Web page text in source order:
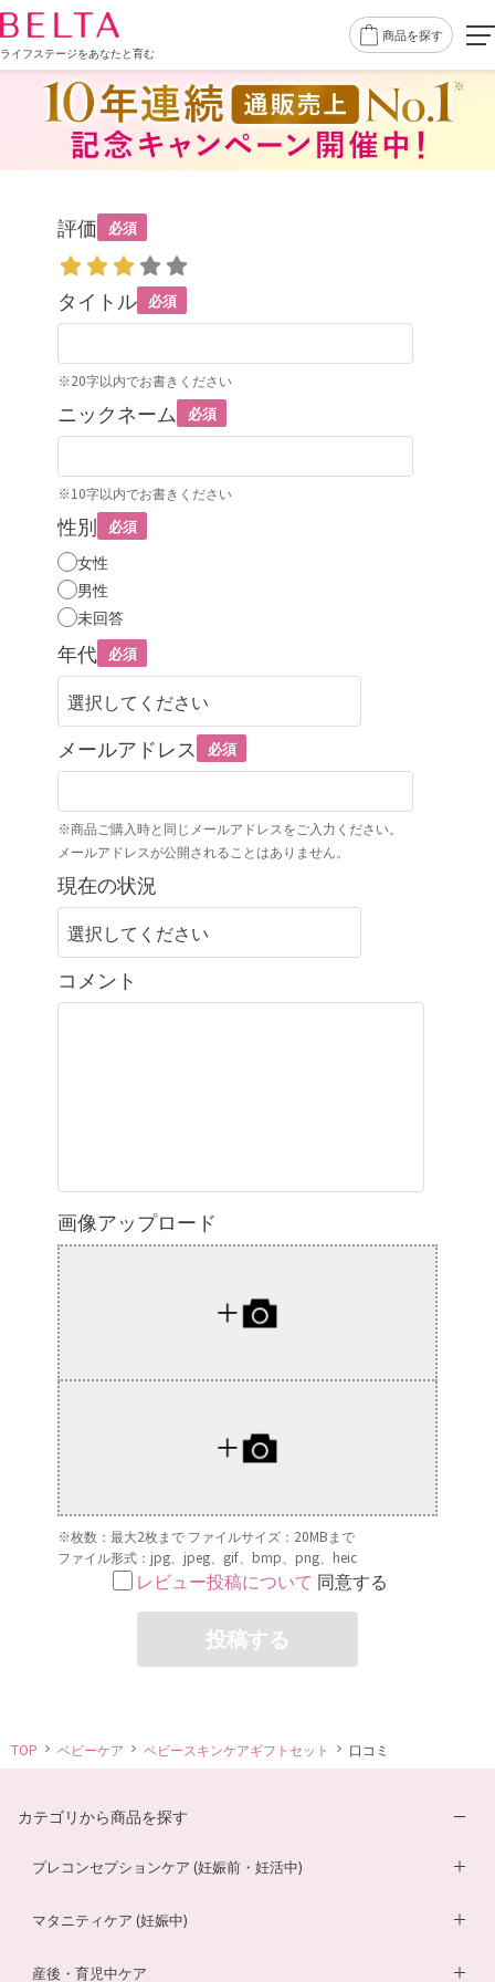
ライフステージをあなたと育む
商品を探す
評価 必須
タイトル 必須
※20字以内でお書きください
ニックネーム 必須
※10字以内でお書きください
性別 必須
女性
男性
未回答
年代 必須
メールアドレス 必須
※商品ご購入時と同じメールアドレスをご入力ください。
メールアドレスが公開されることはありません。
現在の状況
コメント
画像アップロード
※枚数：最大2枚まで ファイルサイズ：20MBまで
ファイル形式：jpg、jpeg、gif、bmp、png、heic
レビュー投稿について 同意する
投稿する
TOP ベビーケア ベビースキンケアギフトセット 口コミ
カテゴリから商品を探す
プレコンセプションケア (妊娠前・妊活中)
妊活サプリ
マタニティケア (妊娠中)
葉酸サプリ
産後・育児中ケア